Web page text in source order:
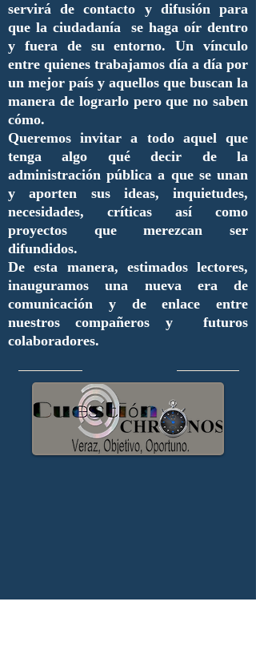
servirá de contacto y difusión para
que la ciudadanía se haga oír dentro
y fuera de su entorno. Un vínculo
entre quienes trabajamos día a día por
un mejor país y aquellos que buscan la
manera de lograrlo pero que no saben
cómo.
Queremos invitar a todo aquel que
tenga algo qué decir de la
administración pública a que se unan
y aporten sus ideas, inquietudes,
necesidades, críticas así como
proyectos que merezcan ser
difundidos.
De esta manera, estimados lectores,
inauguramos una nueva era de
comunicación y de enlace entre
nuestros compañeros y futuros
colaboradores.